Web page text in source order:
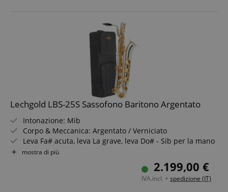
Lechgold LBS-25S Sassofono Baritono Argentato
Intonazione: Mib
Corpo & Meccanica: Argentato / Verniciato
Leva Fa# acuta, leva La grave, leva Do# - Sib per la mano
sinistra
Tamponi di alta qualità con risonatori in metallo
Incl. Vandoren Ancia Classic Blue, bocchino & legatura
mostra di più
2.199,00 €
IVA.incl. + spedizione (IT)